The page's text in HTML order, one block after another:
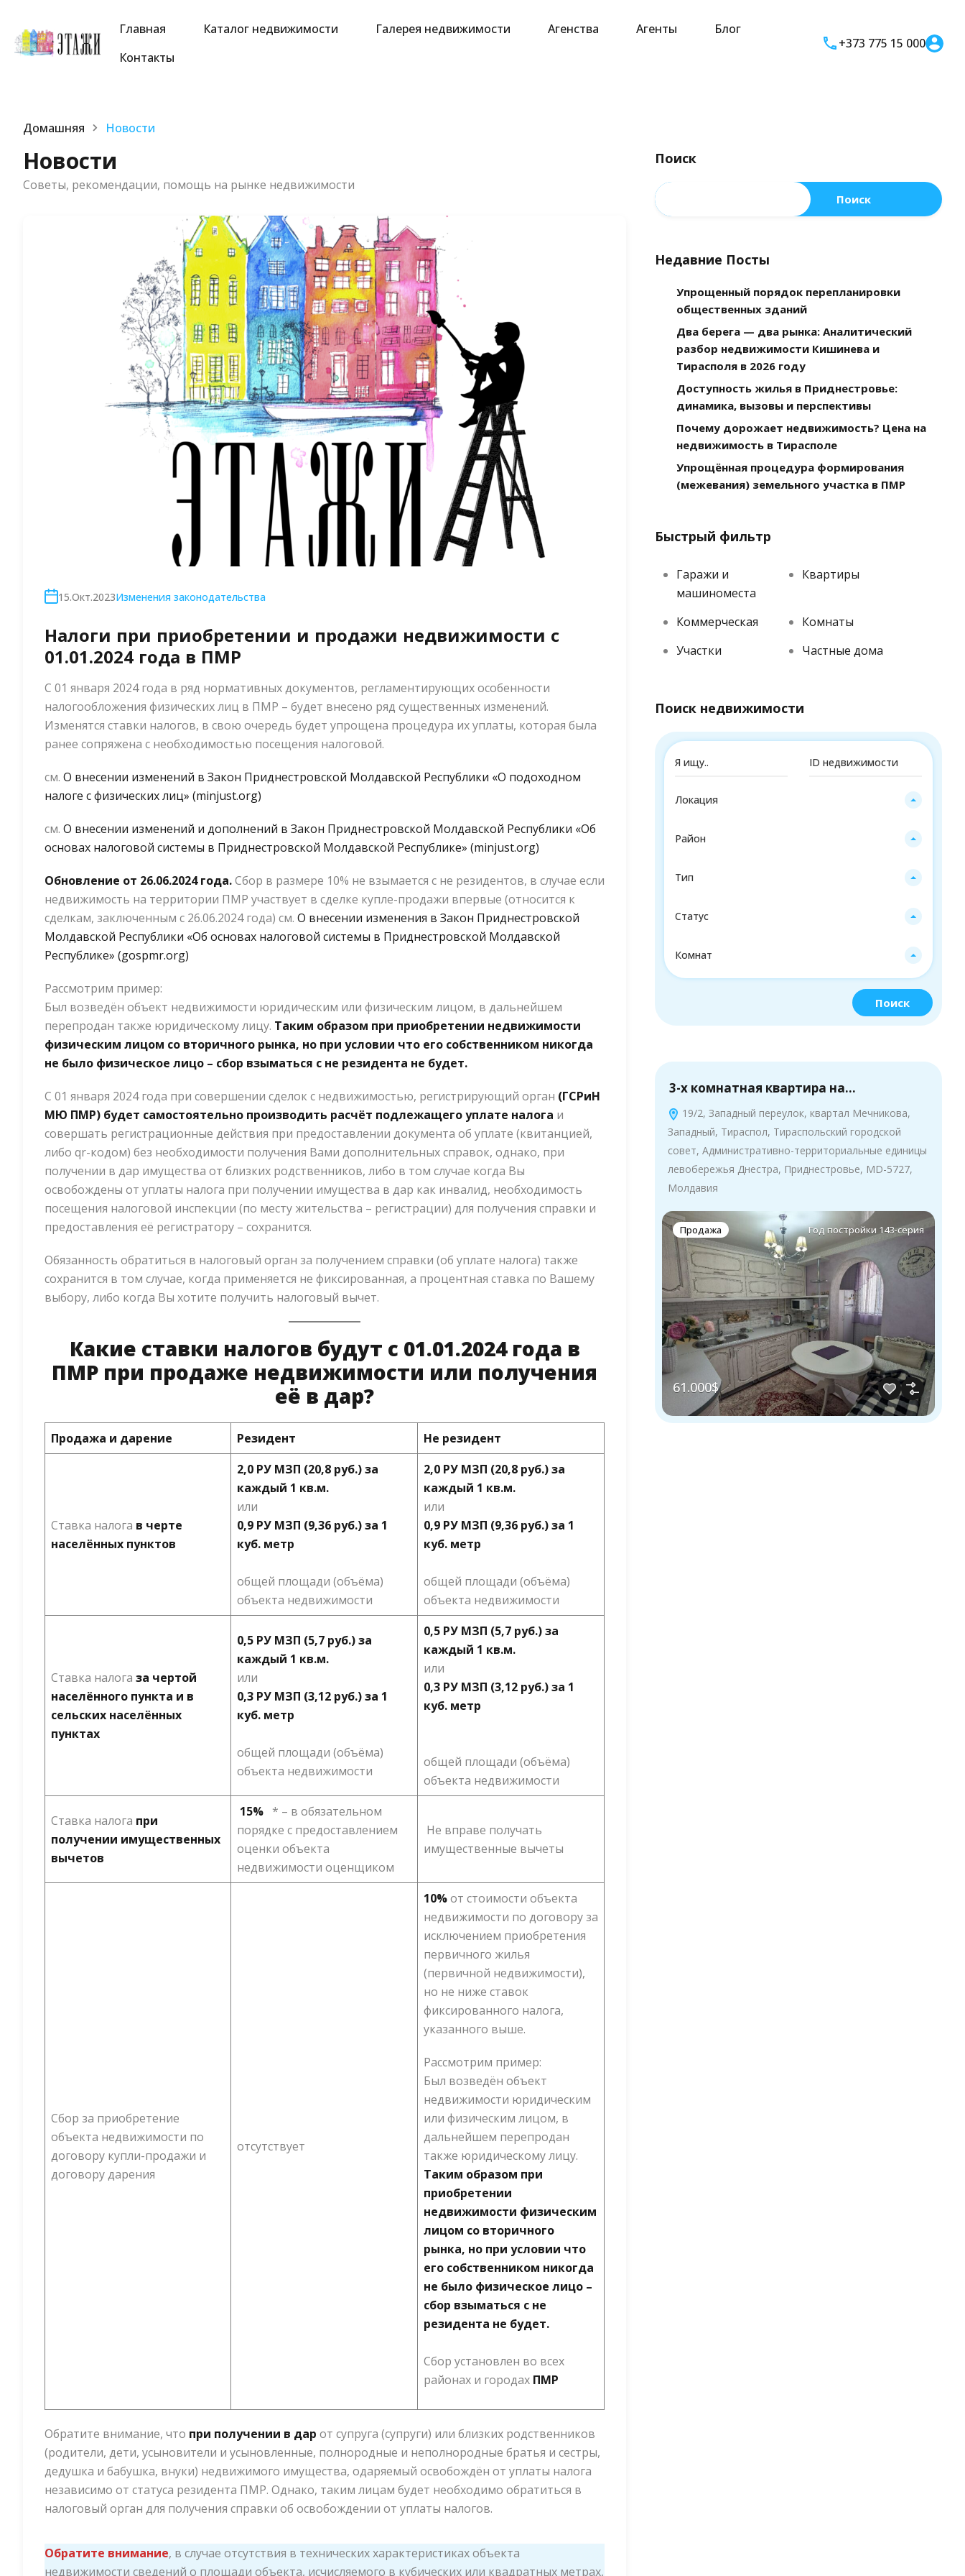
Главная Каталог недвижимости Галерея недвижимости Агенства Агенты
Блог
Контакты
+373 775 15 000
Домашняя Новости
Новости
Советы, рекомендации, помощь на рынке недвижимости
15.Окт.2023Изменения законодательства
Налоги при приобретении и продажи недвижимости с
01.01.2024 года в ПМР
С 01 января 2024 года в ряд нормативных документов, регламентирующих особенности
налогообложения физических лиц в ПМР – будет внесено ряд существенных изменений.
Изменятся ставки налогов, в свою очередь будет упрощена процедура их уплаты, которая была
ранее сопряжена с необходимостью посещения налоговой.
см. О внесении изменений в Закон Приднестровской Молдавской Республики «О подоходном
налоге с физических лиц» (minjust.org)
см. О внесении изменений и дополнений в Закон Приднестровской Молдавской Республики «Об
основах налоговой системы в Приднестровской Молдавской Республике» (minjust.org)
Обновление от 26.06.2024 года.Сбор в размере 10% не взымается с не резидентов, в случае если
недвижимость на территории ПМР участвует в сделке купле-продажи впервые (относится к
сделкам, заключенным с 26.06.2024 года) см. О внесении изменения в Закон Приднестровской
Молдавской Республики «Об основах налоговой системы в Приднестровской Молдавской
Республике» (gospmr.org)
Рассмотрим пример:
Был возведён объект недвижимости юридическим или физическим лицом, в дальнейшем
перепродан также юридическому лицу. Таким образом при приобретении недвижимости
физическим лицом со вторичного рынка, но при условии что его собственником никогда
не было физическое лицо – сбор взыматься с не резидента не будет.
С 01 января 2024 года при совершении сделок с недвижимостью, регистрирующий орган (ГСРиН
МЮ ПМР) будет самостоятельно производить расчёт подлежащего уплате налога и
совершать регистрационные действия при предоставлении документа об уплате (квитанцией,
либо qr-кодом) без необходимости получения Вами дополнительных справок, однако, при
получении в дар имущества от близких родственников, либо в том случае когда Вы
освобождены от уплаты налога при получении имущества в дар как инвалид, необходимость
посещения налоговой инспекции (по месту жительства – регистрации) для получения справки и
предоставления её регистратору – сохранится.
Обязанность обратиться в налоговый орган за получением справки (об уплате налога) также
сохранится в том случае, когда применяется не фиксированная, а процентная ставка по Вашему
выбору, либо когда Вы хотите получить налоговый вычет.
Какие ставки налогов будут с 01.01.2024 года в
ПМР при продаже недвижимости или получения
её в дар?
Продажа и дарение Резидент Не резидент
Ставка налога в черте
населённых пунктов
2,0 РУ МЗП (20,8 руб.) за
каждый 1 кв.м.
или
0,9 РУ МЗП (9,36 руб.) за 1
куб. метр
общей площади (объёма)
объекта недвижимости
2,0 РУ МЗП (20,8 руб.) за
каждый 1 кв.м.
или
0,9 РУ МЗП (9,36 руб.) за 1
куб. метр
общей площади (объёма)
объекта недвижимости
Ставка налога за чертой
населённого пункта и в
сельских населённых
пунктах
0,5 РУ МЗП (5,7 руб.) за
каждый 1 кв.м.
или
0,3 РУ МЗП (3,12 руб.) за 1
куб. метр
общей площади (объёма)
объекта недвижимости
0,5 РУ МЗП (5,7 руб.) за
каждый 1 кв.м.
или
0,3 РУ МЗП (3,12 руб.) за 1
куб. метр
общей площади (объёма)
объекта недвижимости
Ставка налога при
получении имущественных
вычетов
15% * – в обязательном
порядке с предоставлением
оценки объекта
недвижимости оценщиком
Не вправе получать
имущественные вычеты
Сбор за приобретение
объекта недвижимости по
договору купли-продажи и
договору дарения
отсутствует
10%от стоимости объекта
недвижимости по договору за
исключением приобретения
первичного жилья
(первичной недвижимости),
но не ниже ставок
фиксированного налога,
указанного выше.
Рассмотрим пример:
Был возведён объект
недвижимости юридическим
или физическим лицом, в
дальнейшем перепродан
также юридическому лицу.
Таким образом при
приобретении
недвижимости физическим
лицом со вторичного
рынка, но при условии что
его собственником никогда
не было физическое лицо –
сбор взыматься с не
резидента не будет.
Сбор установлен во всех
районах и городах ПМР
Обратите внимание, что при получении в дар от супруга (супруги) или близких родственников
(родители, дети, усыновители и усыновленные, полнородные и неполнородные братья и сестры,
дедушка и бабушка, внуки) недвижимого имущества, одаряемый освобождён от уплаты налога
независимо от статуса резидента ПМР. Однако, таким лицам будет необходимо обратиться в
налоговый орган для получения справки об освобождении от уплаты налогов.
Обратите внимание, в случае отсутствия в технических характеристиках объекта
недвижимости сведений о площади объекта, исчисляемого в кубических или квадратных метрах,
Поиск
Поиск
Недавние Посты
Упрощенный порядок перепланировки
общественных зданий
Два берега — два рынка: Аналитический
разбор недвижимости Кишинева и
Тирасполя в 2026 году
Доступность жилья в Приднестровье:
динамика, вызовы и перспективы
Почему дорожает недвижимость? Цена на
недвижимость в Тирасполе
Упрощённая процедура формирования
(межевания) земельного участка в ПМР
Быстрый фильтр
Гаражи и
машиноместа
Квартиры
Коммерческая
Комнаты
Участки
Частные дома
Поиск недвижимости
Локация
Район
Тип
Статус
Комнат
Поиск
3-х комнатная квартира на…
19/2, Западный переулок, квартал Мечникова,
Западный, Тираспол, Тираспольский городской
совет, Административно-территориальные единицы
левобережья Днестра, Приднестровье, MD-5727,
Молдавия
Продажа Год постройки 143-серия
61.000$